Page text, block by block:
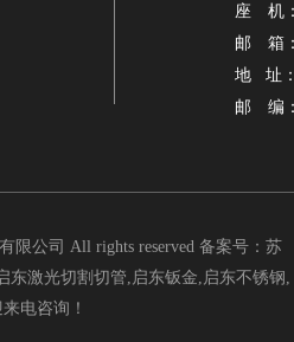
座 机
邮 箱：
地 址
邮 编
公司 All rights reserved 备案号： 苏
东激光切割切管,启东钣金,启东不锈钢,
电咨询！